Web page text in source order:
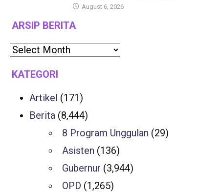
August 6, 2026
ARSIP BERITA
KATEGORI
Artikel (171)
Berita (8,444)
8 Program Unggulan (29)
Asisten (136)
Gubernur (3,944)
OPD (1,265)